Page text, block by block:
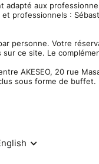
adapté aux
professionnels :
personne. Votre
ce site. Le
AKESEO, 20 rue
sous forme de buffet.